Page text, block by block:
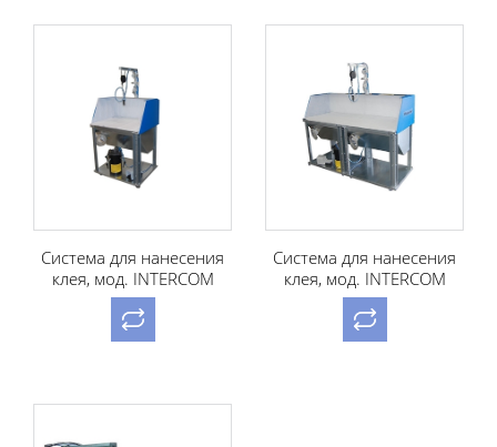
Система для нанесения
клея, мод. INTERCOM
I788
Система для нанесения
клея, мод. INTERCOM
I988